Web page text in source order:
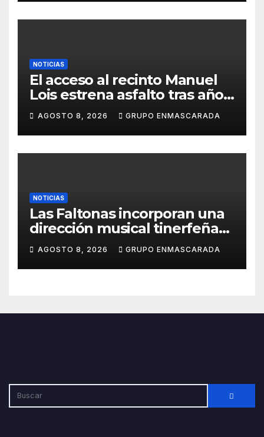
NOTICIAS
El acceso al recinto Manuel
Lois estrena asfalto tras años
de espera
AGOSTO 8, 2026 GRUPO ENMASCARADA
NOTICIAS
Las Faltonas incorporan una
dirección musical tinerfeña
para afrontar con ilusión el
Carnaval de Lanzarote
AGOSTO 8, 2026 GRUPO ENMASCARADA